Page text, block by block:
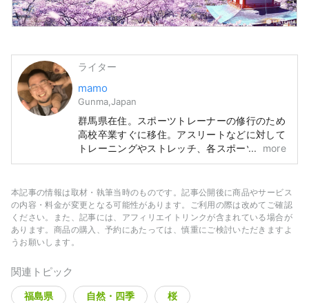
ライター
mamo
Gunma,Japan
群馬県在住。スポーツトレーナーの修行のため
高校卒業すぐに移住。アスリートなどに対して
トレーニングやストレッチ、各スポーツのフォ
ーム指導やチェックまた食事管理などをしてい
2013年から群馬県前橋市にて整体院を開業。
2022年頃からライターとしても活動を開始。
主に健康やアウトドアのジャンルのブログ記事
や、スポーツ関連のYouTubeのシナリオなどを
more
本記事の情報は取材・執筆当時のものです。記事公開後に商品やサービス
の内容・料金が変更となる可能性があります。ご利用の際は改めてご確認
ください。また、記事には、アフィリエイトリンクが含まれている場合が
あります。商品の購入、予約にあたっては、慎重にご検討いただきますよ
うお願いします。
関連トピック
福島県 自然・四季 桜